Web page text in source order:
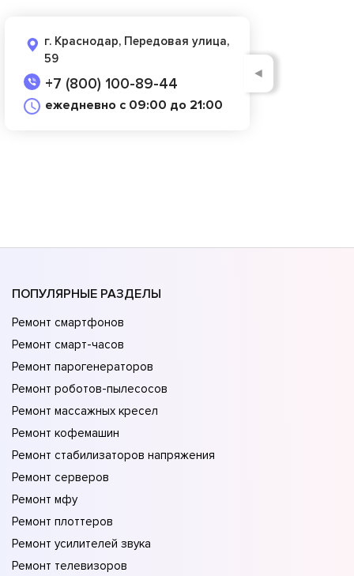
г. Краснодар, Передовая улица,
59
+7 (800) 100-89-44
ежедневно с 09:00 до 21:00
◄
ПОПУЛЯРНЫЕ РАЗДЕЛЫ
Ремонт смартфонов
Ремонт смарт-часов
Ремонт парогенераторов
Ремонт роботов-пылесосов
Ремонт массажных кресел
Ремонт кофемашин
Ремонт стабилизаторов напряжения
Ремонт серверов
Ремонт мфу
Ремонт плоттеров
Ремонт усилителей звука
Ремонт телевизоров